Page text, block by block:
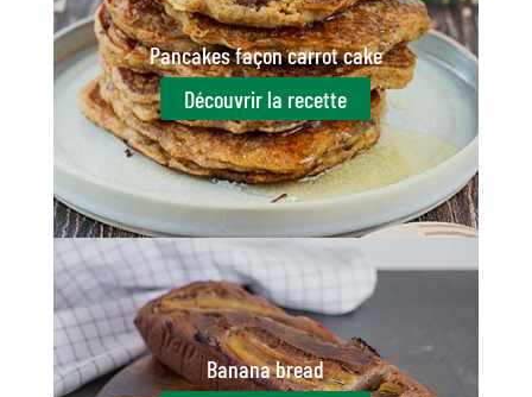
Pancakes façon carrot cake
Découvrir la recette
Banana bread